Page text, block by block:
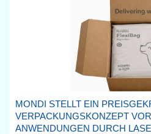
MONDI STELLT EIN
VERPACKUNGSKONZEPT
ANWENDUNGEN DURCH